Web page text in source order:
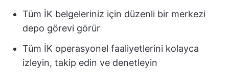
Tüm İK belgeleriniz için düzenli bir merkezi
depo görevi görür
Tüm İK operasyonel faaliyetlerini kolayca
izleyin, takip edin ve denetleyin